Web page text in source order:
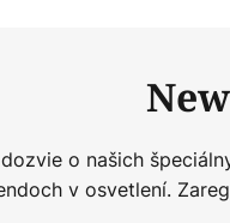
o našich
v osvetlení.